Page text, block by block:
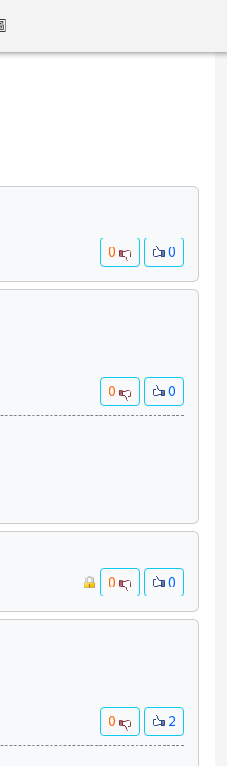
0 0
0 0
0 0
0 2